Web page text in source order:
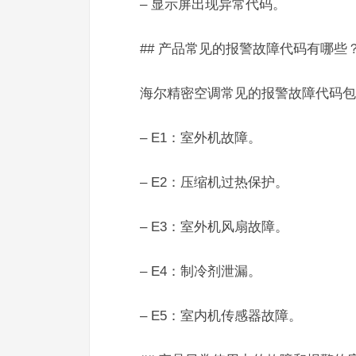
– 显示屏出现异常代码。
## 产品常见的报警故障代码有哪些
海尔精密空调常见的报警故障代码
– E1：室外机故障。
– E2：压缩机过热保护。
– E3：室外机风扇故障。
– E4：制冷剂泄漏。
– E5：室内机传感器故障。